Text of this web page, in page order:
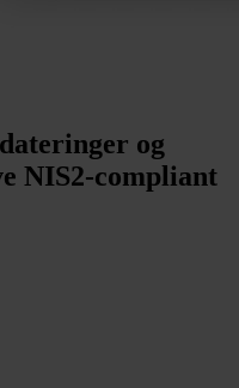
og
NIS2-compliant